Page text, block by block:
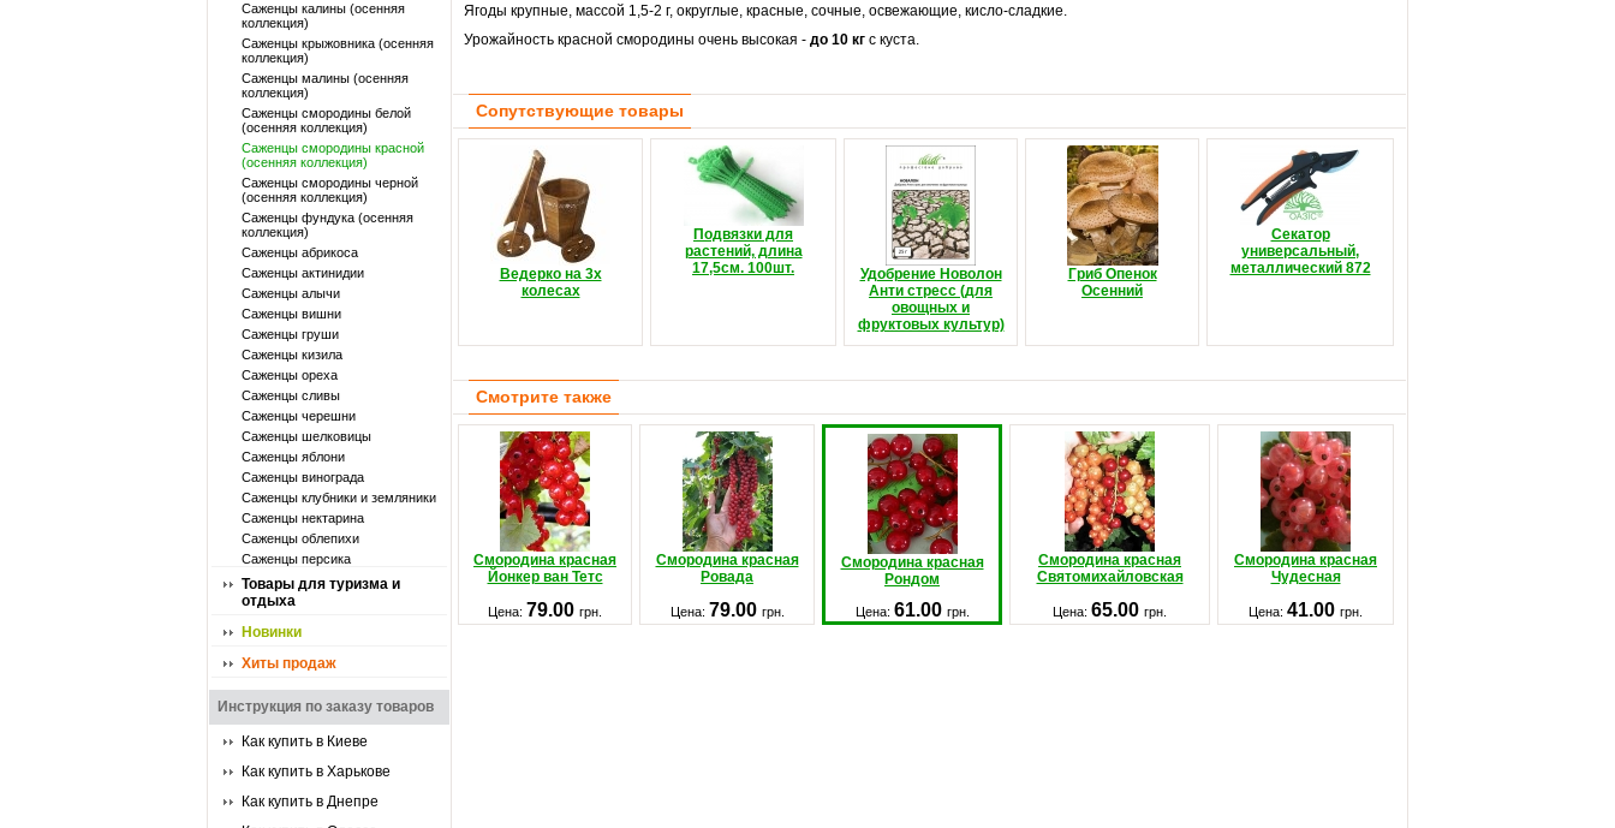
Саженцы калины (осенняя
коллекция)
Саженцы крыжовника (осенняя
коллекция)
Саженцы малины (осенняя
коллекция)
Саженцы смородины белой
(осенняя коллекция)
Саженцы смородины красной
(осенняя коллекция)
Саженцы смородины черной
(осенняя коллекция)
Саженцы фундука (осенняя
коллекция)
Саженцы абрикоса
Саженцы актинидии
Саженцы алычи
Саженцы вишни
Саженцы груши
Саженцы кизила
Саженцы ореха
Саженцы сливы
Саженцы черешни
Саженцы шелковицы
Саженцы яблони
Саженцы винограда
Саженцы клубники и земляники
Саженцы нектарина
Саженцы облепихи
Саженцы персика
Товары для туризма и
отдыха
Новинки
Хиты продаж
Инструкция по заказу товаров
Как купить в Киеве
Как купить в Харькове
Как купить в Днепре
Ягоды крупные, массой 1,5-2 г, округлые, красные, сочные, освежающие, кисло-сладкие.
Урожайность красной смородины очень высокая - до 10 кг с куста.
Сопутствующие товары
Ведерко на 3х
колесах
Подвязки для
растений, длина
17,5см. 100шт.
Удобрение Новолон
Анти стресс (для
овощных и
фруктовых культур)
Гриб Опенок
Осенний
Секатор
универсальный,
металлический 872
Смотрите также
Смородина красная
Йонкер ван Тетс
Смородина красная
Ровада
Смородина красная
Рондом
Смородина красная
Святомихайловская
Смородина красная
Чудесная
Цена: 79.00 грн. Цена: 79.00 грн. Цена: 61.00 грн. Цена: 65.00 грн. Цена: 41.00 грн.